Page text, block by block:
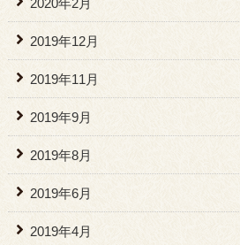
2019年12月
2019年11月
2019年9月
2019年8月
2019年6月
2019年4月